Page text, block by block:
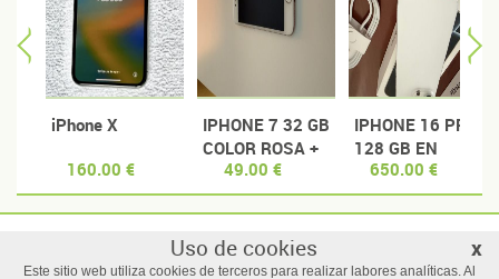
iPhone X
160.00 €
IPHONE 7 32 GB
COLOR ROSA +
FUNDA
49.00 €
IPHONE 16 PRO
128 GB EN
GARANTIA Y
CON SEGURO
INCLUIDO
ESTADO
650.00 €
© Manzanas usadas
Todos los derechos reservados |Términos y condiciones de uso
Uso de cookies x
Este sitio web utiliza cookies de terceros para realizar labores analíticas. Al